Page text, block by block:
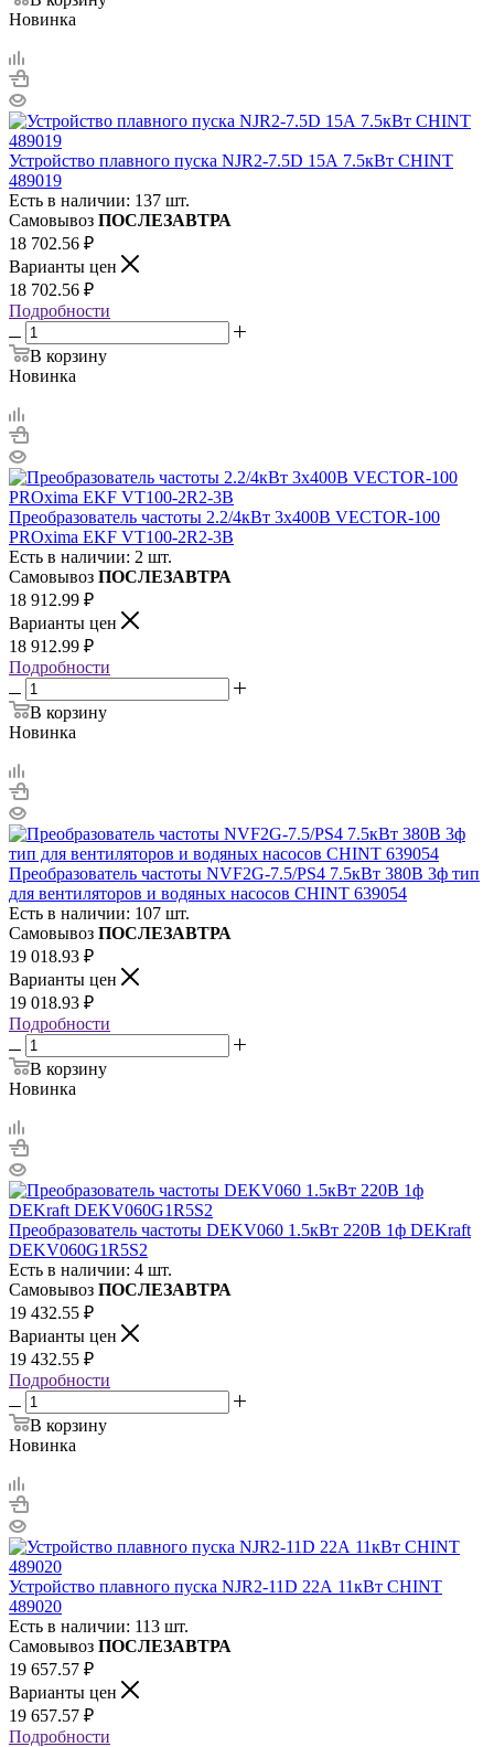
Новинка
Устройство плавного пуска NJR2-7.5D 15А 7.5кВт CHINT
489019
Есть в наличии: 137 шт.
Самовывоз ПОСЛЕЗАВТРА
18 702.56 ₽
Варианты цен
18 702.56 ₽
Подробности
В корзину
Новинка
Преобразователь частоты 2.2/4кВт 3х400В VECTOR-100
PROxima EKF VT100-2R2-3B
Есть в наличии: 2 шт.
Самовывоз ПОСЛЕЗАВТРА
18 912.99 ₽
Варианты цен
18 912.99 ₽
Подробности
В корзину
Новинка
Преобразователь частоты NVF2G-7.5/PS4 7.5кВт 380В 3ф тип
для вентиляторов и водяных насосов CHINT 639054
Есть в наличии: 107 шт.
Самовывоз ПОСЛЕЗАВТРА
19 018.93 ₽
Варианты цен
19 018.93 ₽
Подробности
В корзину
Новинка
Преобразователь частоты DEKV060 1.5кВт 220В 1ф DEKraft
DEKV060G1R5S2
Есть в наличии: 4 шт.
Самовывоз ПОСЛЕЗАВТРА
19 432.55 ₽
Варианты цен
19 432.55 ₽
Подробности
В корзину
Новинка
Устройство плавного пуска NJR2-11D 22А 11кВт CHINT
489020
Есть в наличии: 113 шт.
Самовывоз ПОСЛЕЗАВТРА
19 657.57 ₽
Варианты цен
19 657.57 ₽
Подробности